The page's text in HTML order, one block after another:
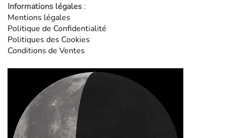
Informations légales :
Mentions légales
Politique de Confidentialité
Politiques des Cookies
Conditions de Ventes